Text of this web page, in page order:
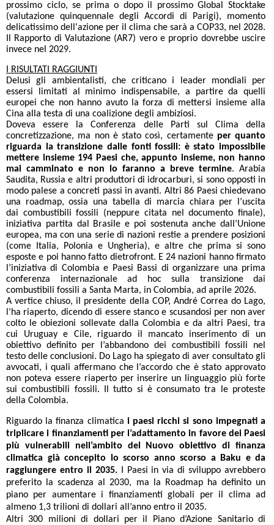
prossimo ciclo, se prima o dopo il prossimo Global Stocktake
(valutazione quinquennale degli Accordi di Parigi), momento
delicatissimo dell'azione per il clima che sarà a COP33, nel 2028.
Il Rapporto di Valutazione (AR7) vero e proprio dovrebbe uscire
invece nel 2029.
I RISULTATI RAGGIUNTI
Delusi gli ambientalisti, che criticano i leader mondiali per
essersi limitati al minimo indispensabile, a partire da quelli
europei che non hanno avuto la forza di mettersi insieme alla
Cina alla testa di una coalizione degli ambiziosi.
Doveva essere la Conferenza delle Parti sul Clima della
concretizzazione, ma non è stato così, certamente per quanto
riguarda la transizione dalle fonti fossili: è stato impossibile
mettere insieme 194 Paesi che, appunto insieme, non hanno
mai camminato e non lo faranno a breve termine. Arabia
Saudita, Russia e altri produttori di idrocarburi, si sono opposti in
modo palese a concreti passi in avanti. Altri 86 Paesi chiedevano
una roadmap, ossia una tabella di marcia chiara per l’uscita
dai combustibili fossili (neppure citata nel documento finale),
iniziativa partita dal Brasile e poi sostenuta anche dall’Unione
europea, ma con una serie di nazioni restie a prendere posizioni
(come Italia, Polonia e Ungheria), e altre che prima si sono
esposte e poi hanno fatto dietrofront. E 24 nazioni hanno firmato
l’iniziativa di Colombia e Paesi Bassi di organizzare una prima
conferenza internazionale ad hoc sulla transizione dai
combustibili fossili a Santa Marta, in Colombia, ad aprile 2026.
A vertice chiuso, il presidente della COP, André Correa do Lago,
l’ha riaperto, dicendo di essere stanco e scusandosi per non aver
colto le obiezioni sollevate dalla Colombia e da altri Paesi, tra
cui Uruguay e Cile, riguardo il mancato inserimento di un
obiettivo definito per l’abbandono dei combustibili fossili nel
testo delle conclusioni. Do Lago ha spiegato di aver consultato gli
avvocati, i quali affermano che l’accordo che è stato approvato
non poteva essere riaperto per inserire un linguaggio più forte
sui combustibili fossili. Il tutto si è consumato tra le proteste
della Colombia.
Riguardo la finanza climatica i paesi ricchi si sono impegnati a
triplicare i finanziamenti per l’adattamento in favore dei Paesi
più vulnerabili nell’ambito del Nuovo obiettivo di finanza
climatica già concepito lo scorso anno scorso a Baku e da
raggiungere entro il 2035.I Paesi in via di sviluppo avrebbero
preferito la scadenza al 2030, ma la Roadmap ha definito un
piano per aumentare i finanziamenti globali per il clima ad
almeno 1,3 trilioni di dollari all’anno entro il 2035.
Altri 300 milioni di dollari per il Piano d’Azione Sanitario di